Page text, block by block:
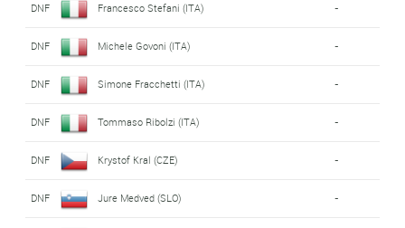
DNF Francesco Stefani (ITA) -
DNF Michele Govoni (ITA) -
DNF Simone Fracchetti (ITA) -
DNF Tommaso Ribolzi (ITA) -
DNF Krystof Kral (CZE) -
DNF Jure Medved (SLO) -